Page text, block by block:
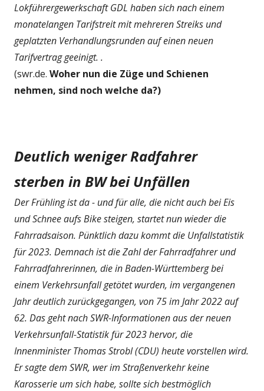
Lokführergewerkschaft GDL haben sich nach einem
monatelangen Tarifstreit mit mehreren Streiks und
geplatzten Verhandlungsrunden auf einen neuen
Tarifvertrag geeinigt. .
(swr.de. Woher nun die Züge und Schienen
nehmen, sind noch welche da?)
Deutlich weniger Radfahrer
sterben in BW bei Unfällen
Der Frühling ist da - und für alle, die nicht auch bei Eis
und Schnee aufs Bike steigen, startet nun wieder die
Fahrradsaison. Pünktlich dazu kommt die Unfallstatistik
für 2023. Demnach ist die Zahl der Fahrradfahrer und
Fahrradfahrerinnen, die in Baden-Württemberg bei
einem Verkehrsunfall getötet wurden, im vergangenen
Jahr deutlich zurückgegangen, von 75 im Jahr 2022 auf
62. Das geht nach SWR-Informationen aus der neuen
Verkehrsunfall-Statistik für 2023 hervor, die
Innenminister Thomas Strobl (CDU) heute vorstellen wird.
Er sagte dem SWR, wer im Straßenverkehr keine
Karosserie um sich habe, sollte sich bestmöglich